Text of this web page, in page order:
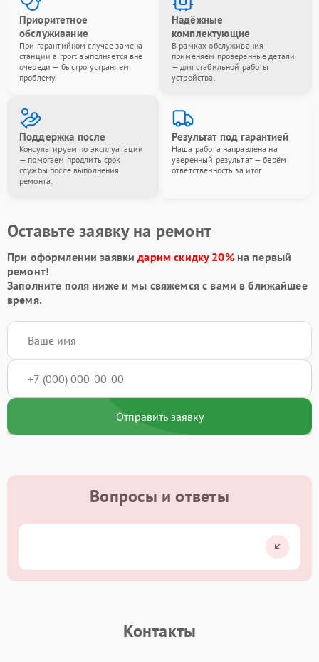
Приоритетное
обслуживание
При гарантийном случае замена
станции airport выполняется вне
очереди — быстро устраняем
проблему.
Надёжные
комплектующие
В рамках обслуживания
применяем проверенные детали
— для стабильной работы
устройства.
Поддержка после
Консультируем по эксплуатации
— помогаем продлить срок
службы после выполнения
ремонта.
Результат под гарантией
Наша работа направлена на
уверенный результат — берём
ответственность за итог.
Оставьте заявку на ремонт
При оформлении заявкидарим скидку 20%на первый
ремонт!
Заполните поля ниже и мы свяжемся с вами в ближайшее
время.
Отправить заявку
Вопросы и ответы
Контакты